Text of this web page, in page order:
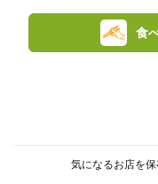
食
気になるお店を保